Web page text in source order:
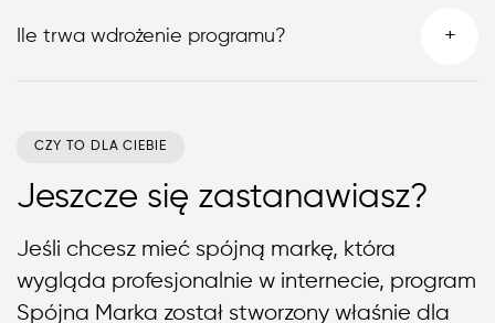
Ile trwa wdrożenie programu? +
CZY TO DLA CIEBIE
Jeszcze się zastanawiasz?
Jeśli chcesz mieć spójną markę, która
wygląda profesjonalnie w internecie, program
Spójna Marka został stworzony właśnie dla